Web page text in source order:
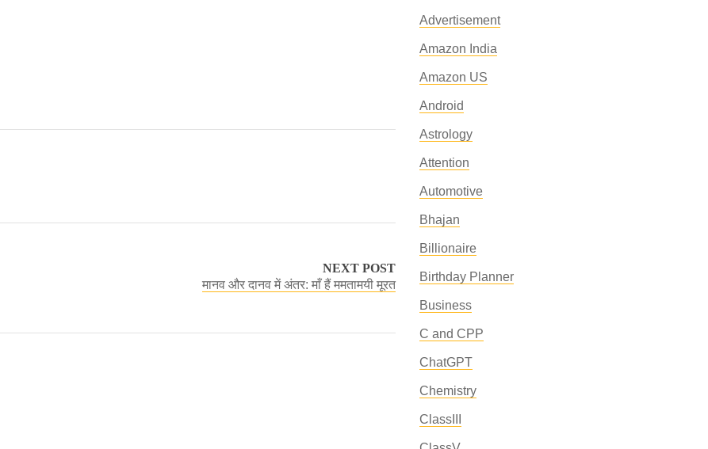
NEXT POST
मानव और दानव में अंतर: माँ हैं ममतामयी मूरत
Advertisement
Amazon India
Amazon US
Android
Astrology
Attention
Automotive
Bhajan
Billionaire
Birthday Planner
Business
C and CPP
ChatGPT
Chemistry
ClassIII